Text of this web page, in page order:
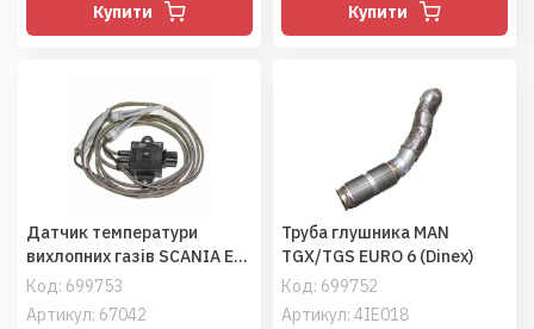
Купити Купити
Код: 699753
Артикул: 67042
Датчик температури
вихлопних газів SCANIA E6
(Dinex)
Код: 699752
Артикул: 4IE018
Труба глушника MAN
TGX/TGS EURO 6 (Dinex)